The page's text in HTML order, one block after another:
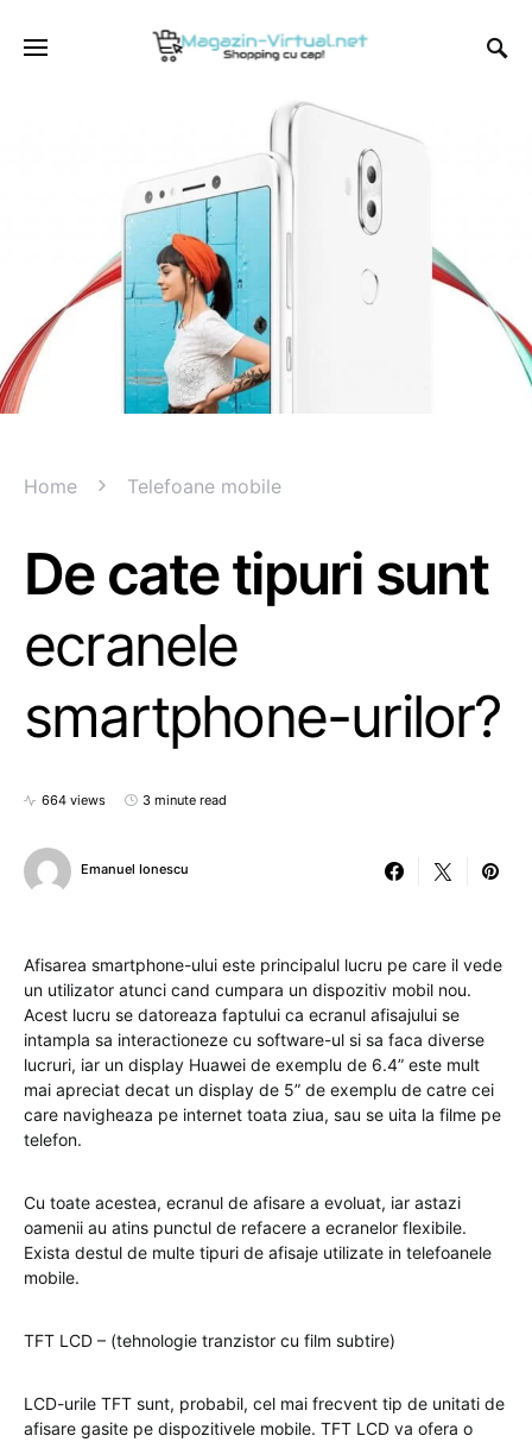
Home Telefoane mobile
De cate tipuri sunt
ecranele
smartphone-urilor?
664 views 3 minute read
Emanuel Ionescu
Afisarea smartphone-ului este principalul lucru pe care il vede
un utilizator atunci cand cumpara un dispozitiv mobil nou.
Acest lucru se datoreaza faptului ca ecranul afisajului se
intampla sa interactioneze cu software-ul si sa faca diverse
lucruri, iar un display Huawei de exemplu de 6.4” este mult
mai apreciat decat un display de 5” de exemplu de catre cei
care navigheaza pe internet toata ziua, sau se uita la filme pe
telefon.
Cu toate acestea, ecranul de afisare a evoluat, iar astazi
oamenii au atins punctul de refacere a ecranelor flexibile.
Exista destul de multe tipuri de afisaje utilizate in telefoanele
mobile.
TFT LCD – (tehnologie tranzistor cu film subtire)
LCD-urile TFT sunt, probabil, cel mai frecvent tip de unitati de
afisare gasite pe dispozitivele mobile. TFT LCD va ofera o